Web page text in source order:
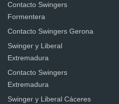
Contacto Swingers
Formentera
Contacto Swingers Gerona
Swinger y Liberal
Extremadura
Contacto Swingers
Extremadura
Swinger y Liberal Cáceres